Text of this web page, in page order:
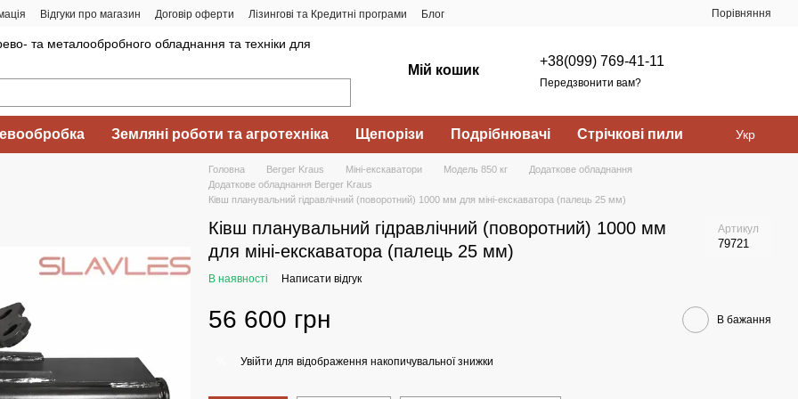
Відгуки про магазин Договір оферти Лізингові та Кредитні програми Блог Порівняння
та металообробного обладнання та техніки для
Мій кошик
+38(099) 769-41-11
Передзвонити вам?
Земляні роботи та агротехніка Щепорізи Подрібнювачі Стрічкові пили Укр
Головна Berger Kraus Міні-екскаватори Модель 850 кг
Додаткове обладнання
Додаткове обладнання Berger Kraus
Ківш планувальний гідравлічний (поворотний) 1000 мм для міні-екскаватора (палець 25 мм)
Ківш планувальний гідравлічний (поворотний) 1000 мм
для міні-екскаватора (палець 25 мм)
Артикул
79721
В наявності Написати відгук
56 600 грн В бажання
Увійти для відображення накопичувальної знижки